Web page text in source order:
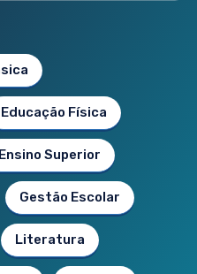
Educação Física
Ensino Superior
Gestão Escolar
Literatura